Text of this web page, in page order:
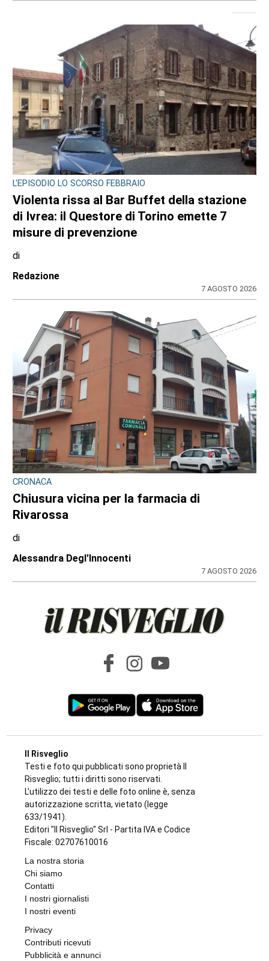
L'EPISODIO LO SCORSO FEBBRAIO
Violenta rissa al Bar Buffet della stazione
di Ivrea: il Questore di Torino emette 7
misure di prevenzione
di
Redazione
7 AGOSTO 2026
CRONACA
Chiusura vicina per la farmacia di
Rivarossa
di
Alessandra Degl'Innocenti
7 AGOSTO 2026
Il Risveglio
Testi e foto qui pubblicati sono proprietà Il
Risveglio; tutti i diritti sono riservati.
L'utilizzo dei testi e delle foto online è, senza
autorizzazione scritta, vietato (legge
633/1941).
Editori "Il Risveglio" Srl - Partita IVA e Codice
Fiscale: 02707610016
La nostra storia
Chi siamo
Contatti
I nostri giornalisti
I nostri eventi
Privacy
Contributi ricevuti
Pubblicità e annunci